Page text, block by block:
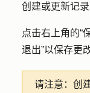
创建或更新记
点击右上角的“
退出”以保存更
请注意： 创